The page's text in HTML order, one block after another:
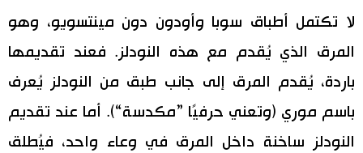
لا تكتمل أطباق سوبا وأودون دون مينتسويو، وهو
المرق الذي يُقدم مع هذه النودلز. فعند تقديمها
باردة، يُقدم المرق إلى جانب طبق من النودلز يُعرف
باسم موري (وتعني حرفيًا ”مكدسة“). أما عند تقديم
النودلز ساخنة داخل المرق في وعاء واحد، فيُطلق